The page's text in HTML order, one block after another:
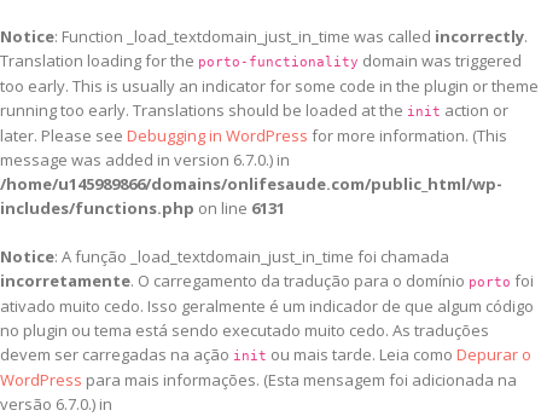
Notice: Function _load_textdomain_just_in_time was called incorrectly.
Translation loading for the porto-functionality domain was triggered
too early. This is usually an indicator for some code in the plugin or theme
running too early. Translations should be loaded at the init action or
later. Please see Debugging in WordPress for more information. (This
message was added in version 6.7.0.) in
/home/u145989866/domains/onlifesaude.com/public_html/wp-
includes/functions.php on line 6131
Notice: A função _load_textdomain_just_in_time foi chamada
incorretamente. O carregamento da tradução para o domínio porto foi
ativado muito cedo. Isso geralmente é um indicador de que algum código
no plugin ou tema está sendo executado muito cedo. As traduções
devem ser carregadas na ação init ou mais tarde. Leia como Depurar o
WordPress para mais informações. (Esta mensagem foi adicionada na
versão 6.7.0.) in